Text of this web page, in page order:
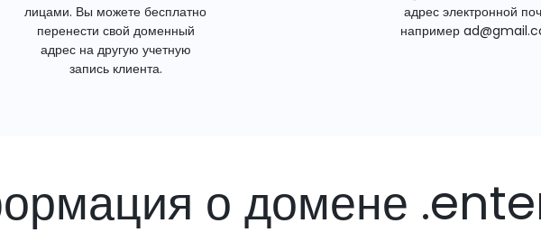
лицами. Вы можете бесплатно
перенести свой доменный
адрес на другую учетную
запись клиента.
адрес электронной
например
о домене